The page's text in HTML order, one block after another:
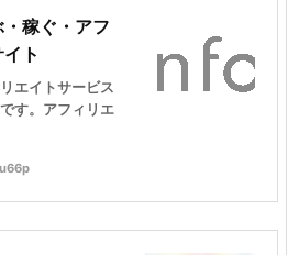
稼ぐ・アフ
ト
エイトサービス
す。アフィリエ